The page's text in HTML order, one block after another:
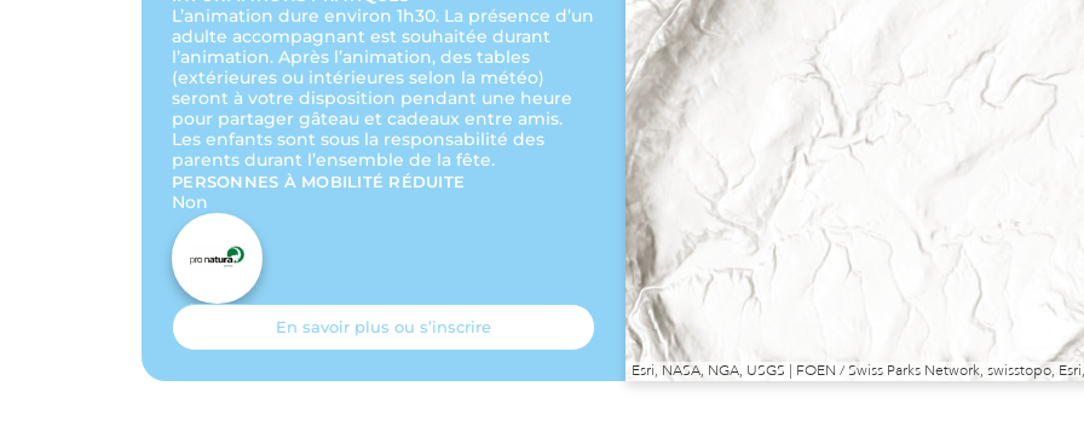
L’animation dure environ 1h30. La présence d’un
adulte accompagnant est souhaitée durant
l’animation. Après l’animation, des tables
(extérieures ou intérieures selon la météo)
seront à votre disposition pendant une heure
pour partager gâteau et cadeaux entre amis.
Les enfants sont sous la responsabilité des
parents durant l’ensemble de la fête.
PERSONNES À MOBILITÉ RÉDUITE
Non
En savoir plus ou s’inscrire
Esri, NASA, NGA, USGS | FOEN / Swiss Parks Network, swisstopo,